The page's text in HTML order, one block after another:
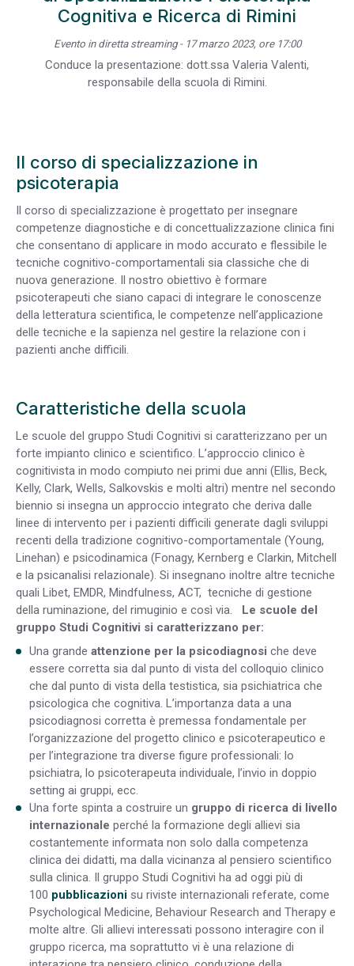
Cognitiva e Ricerca di Rimini
Evento in diretta streaming - 17 marzo 2023, ore 17:00
Conduce la presentazione: dott.ssa Valeria Valenti,
responsabile della scuola di Rimini.
Il corso di specializzazione in
psicoterapia
Il corso di specializzazione è progettato per insegnare
competenze diagnostiche e di concettualizzazione clinica fini
che consentano di applicare in modo accurato e flessibile le
tecniche cognitivo-comportamentali sia classiche che di
nuova generazione. Il nostro obiettivo è formare
psicoterapeuti che siano capaci di integrare le conoscenze
della letteratura scientifica, le competenze nell’applicazione
delle tecniche e la sapienza nel gestire la relazione con i
pazienti anche difficili.
Caratteristiche della scuola
Le scuole del gruppo Studi Cognitivi si caratterizzano per un
forte impianto clinico e scientifico. L’approccio clinico è
cognitivista in modo compiuto nei primi due anni (Ellis, Beck,
Kelly, Clark, Wells, Salkovskis e molti altri) mentre nel secondo
biennio si insegna un approccio integrato che deriva dalle
linee di intervento per i pazienti difficili generate dagli sviluppi
recenti della tradizione cognitivo-comportamentale (Young,
Linehan) e psicodinamica (Fonagy, Kernberg e Clarkin, Mitchell
e la psicanalisi relazionale). Si insegnano inoltre altre tecniche
quali Libet, EMDR, Mindfulness, ACT, tecniche di gestione
della ruminazione, del rimuginio e così via.
Le scuole del
gruppo Studi Cognitivi si caratterizzano per:
Una grande attenzione per la psicodiagnosi che deve
essere corretta sia dal punto di vista del colloquio clinico
che dal punto di vista della testistica, sia psichiatrica che
psicologica che cognitiva. L’importanza data a una
psicodiagnosi corretta è premessa fondamentale per
l’organizzazione del progetto clinico e psicoterapeutico e
per l’integrazione tra diverse figure professionali: lo
psichiatra, lo psicoterapeuta individuale, l’invio in doppio
setting ai gruppi, ecc.
Una forte spinta a costruire un gruppo di ricerca di livello
internazionale perché la formazione degli allievi sia
costantemente informata non solo dalla competenza
clinica dei didatti, ma dalla vicinanza al pensiero scientifico
sulla clinica. Il gruppo Studi Cognitivi ha ad oggi più di
100 pubblicazioni su riviste internazionali referate, come
Psychological Medicine, Behaviour Research and Therapy e
molte altre. Gli allievi interessati possono interagire con il
gruppo ricerca, ma soprattutto vi è una relazione di